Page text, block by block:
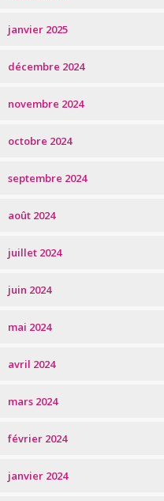
janvier 2025
décembre 2024
novembre 2024
octobre 2024
septembre 2024
août 2024
juillet 2024
juin 2024
mai 2024
avril 2024
mars 2024
février 2024
janvier 2024